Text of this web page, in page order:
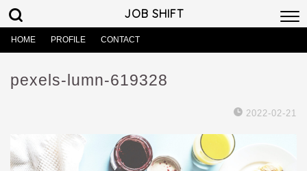
JOB SHIFT
HOME PROFILE CONTACT
pexels-lumn-619328
2022-02-21